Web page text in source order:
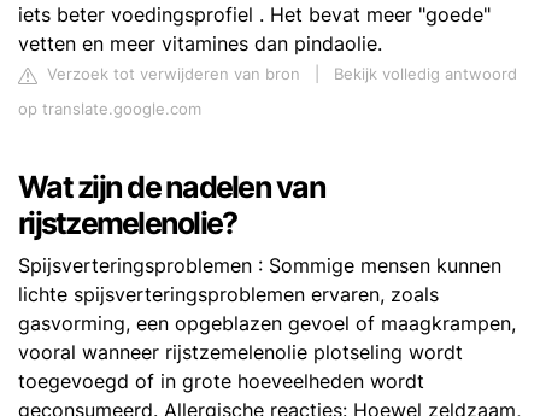
iets beter voedingsprofiel . Het bevat meer "goede"
vetten en meer vitamines dan pindaolie.
Verzoek tot verwijderen van bron
Bekijk volledig antwoord
op translate.google.com
Wat zijn de nadelen van
rijstzemelenolie?
Spijsverteringsproblemen : Sommige mensen kunnen
lichte spijsverteringsproblemen ervaren, zoals
gasvorming, een opgeblazen gevoel of maagkrampen,
vooral wanneer rijstzemelenolie plotseling wordt
toegevoegd of in grote hoeveelheden wordt
geconsumeerd. Allergische reacties: Hoewel zeldzaam,